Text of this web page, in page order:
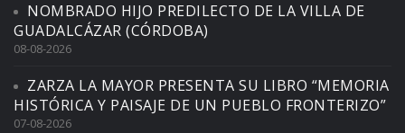
NOMBRADO HIJO PREDILECTO DE LA VILLA DE
GUADALCÁZAR (CÓRDOBA)
08-08-2026
ZARZA LA MAYOR PRESENTA SU LIBRO “MEMORIA
HISTÓRICA Y PAISAJE DE UN PUEBLO FRONTERIZO”
07-08-2026